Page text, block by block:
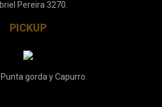
Pereira 3270.
PICKUP
gorda y Capurro.